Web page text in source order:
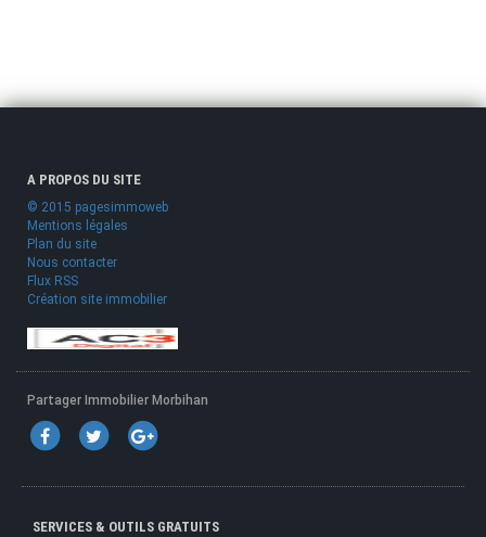
A PROPOS DU SITE
© 2015 pagesimmoweb
Mentions légales
Plan du site
Nous contacter
Flux RSS
Création site immobilier
Partager Immobilier Morbihan
SERVICES & OUTILS GRATUITS